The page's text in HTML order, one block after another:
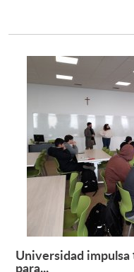
Universidad
para...